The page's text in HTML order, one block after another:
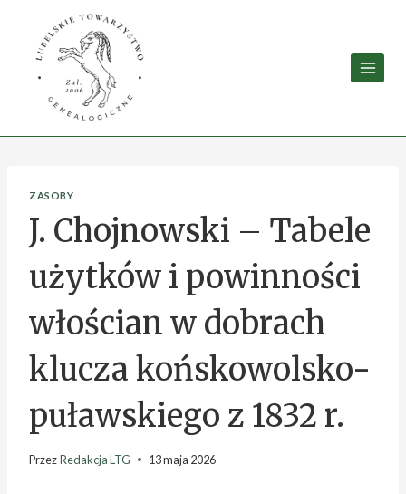
ZASOBY
J. Chojnowski – Tabele
użytków i powinności
włościan w dobrach
klucza końskowolsko-
puławskiego z 1832 r.
PrzezRedakcja LTG 13 maja 2026